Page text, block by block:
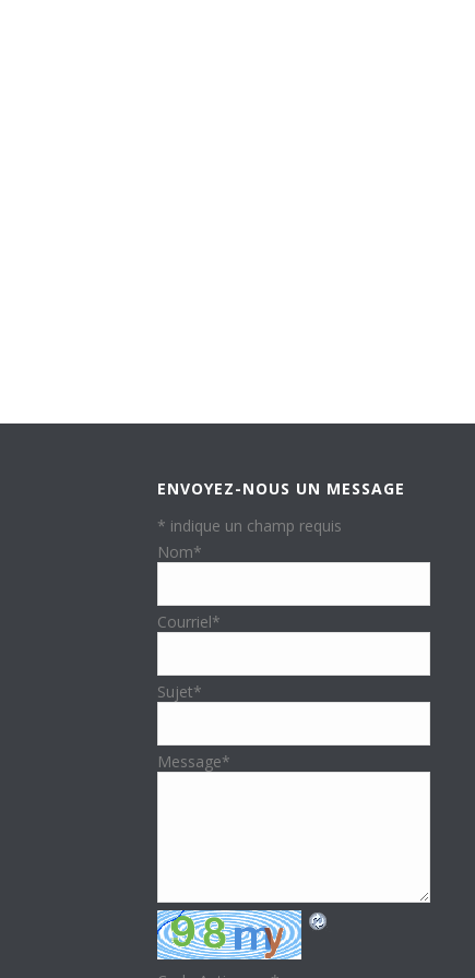
ENVOYEZ-NOUS UN MESSAGE
* indique un champ requis
Nom*
Courriel*
Sujet*
Message*